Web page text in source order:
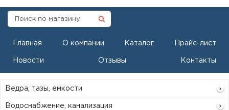
Главная О компании Каталог Прайс-лист
Новости Отзывы Контакты
Ведра, тазы, емкости
Водоснабжение, канализация